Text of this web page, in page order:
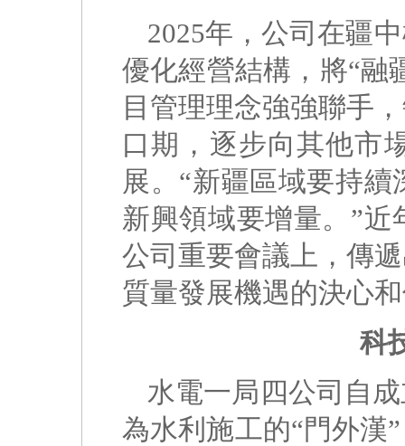
2025年，公司在疆
優化經營結構，將“融
目管理理念強強聯手
口期，逐步向其他市
展。“新疆區域要持
新興領域要增量。”
公司重要會議上，傳
質量發展機遇的決心
科
水電一局四公司自
為水利施工的“門外漢